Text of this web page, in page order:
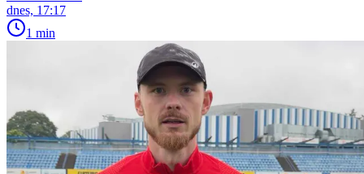
dnes, 17:17
1 min